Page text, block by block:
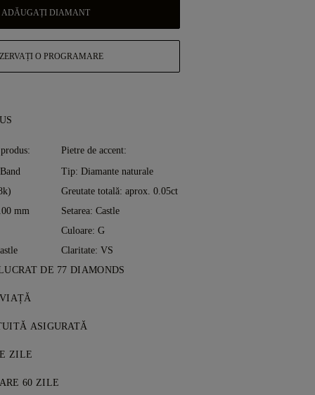
ADĂUGAȚI DIAMANT
O PROGRAMARE
mm
Pietre de accent:
Tip: Diamante naturale
Greutate totală: aprox. 0.05ct
Setarea: Castle
Culoare: G
Claritate: VS
DE 77 DIAMONDS
piesă cu piesă de maeștrii
la 77 Diamonds include o garanție pe
înTermeni și Condiții
ASIGURATĂ
sunt gratuite, indiferent unde locuiți.
specială FedEx sau DHL, direct
ZILE
mulțumit, poți returna sau
60 ZILE